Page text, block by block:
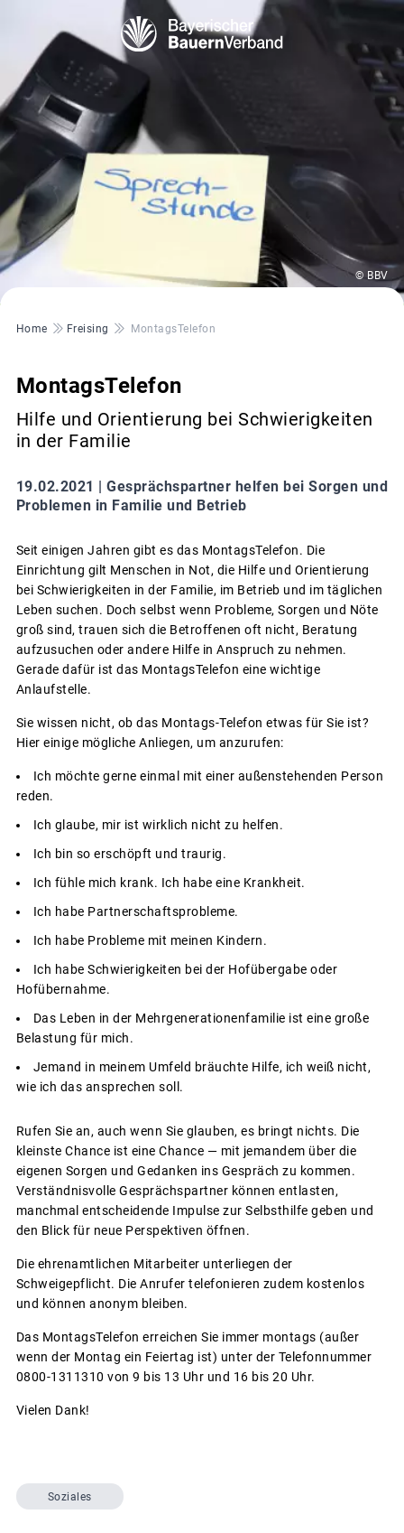
© BBV
Pfadnavigation
Home Freising MontagsTelefon
MontagsTelefon
Hilfe und Orientierung bei Schwierigkeiten
in der Familie
19.02.2021 | Gesprächspartner helfen bei Sorgen und
Problemen in Familie und Betrieb
Seit einigen Jahren gibt es das MontagsTelefon. Die
Einrichtung gilt Menschen in Not, die Hilfe und Orientierung
bei Schwierigkeiten in der Familie, im Betrieb und im täglichen
Leben suchen. Doch selbst wenn Probleme, Sorgen und Nöte
groß sind, trauen sich die Betroffenen oft nicht, Beratung
aufzusuchen oder andere Hilfe in Anspruch zu nehmen.
Gerade dafür ist das MontagsTelefon eine wichtige
Anlaufstelle.
Sie wissen nicht, ob das Montags-Telefon etwas für Sie ist?
Hier einige mögliche Anliegen, um anzurufen:
Ich möchte gerne einmal mit einer außenstehenden Person
reden.
Ich glaube, mir ist wirklich nicht zu helfen.
Ich bin so erschöpft und traurig.
Ich fühle mich krank. Ich habe eine Krankheit.
Ich habe Partnerschaftsprobleme.
Ich habe Probleme mit meinen Kindern.
Ich habe Schwierigkeiten bei der Hofübergabe oder
Hofübernahme.
Das Leben in der Mehrgenerationenfamilie ist eine große
Belastung für mich.
Jemand in meinem Umfeld bräuchte Hilfe, ich weiß nicht,
wie ich das ansprechen soll.
Rufen Sie an, auch wenn Sie glauben, es bringt nichts. Die
kleinste Chance ist eine Chance — mit jemandem über die
eigenen Sorgen und Gedanken ins Gespräch zu kommen.
Verständnisvolle Gesprächspartner können entlasten,
manchmal entscheidende Impulse zur Selbsthilfe geben und
den Blick für neue Perspektiven öffnen.
Die ehrenamtlichen Mitarbeiter unterliegen der
Schweigepflicht. Die Anrufer telefonieren zudem kostenlos
und können anonym bleiben.
Das MontagsTelefon erreichen Sie immer montags (außer
wenn der Montag ein Feiertag ist) unter der Telefonnummer
0800-1311310 von 9 bis 13 Uhr und 16 bis 20 Uhr.
Vielen Dank!
Soziales